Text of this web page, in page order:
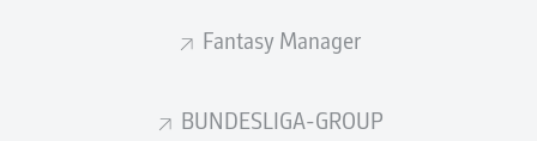
Fantasy Manager
BUNDESLIGA-GROUP